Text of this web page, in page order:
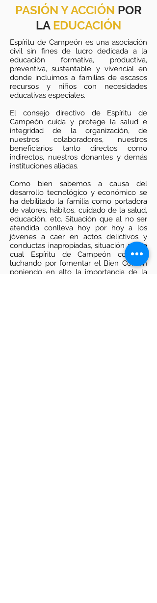
PASIÓN Y ACCIÓN POR
LA EDUCACIÓN
Espíritu de Campeón es una asociación
civil sin fines de lucro dedicada a la
educación formativa, productiva,
preventiva, sustentable y vivencial en
donde incluimos a familias de escasos
recursos y niños con necesidades
educativas especiales.
El consejo directivo de Espíritu de
Campeón cuida y protege la salud e
integridad de la organización, de
nuestros colaboradores, nuestros
beneficiarios tanto directos como
indirectos, nuestros donantes y demás
instituciones aliadas.
Como bien sabemos a causa del
desarrollo tecnológico y económico se
ha debilitado la familia como portadora
de valores, hábitos, cuidado de la salud,
educación, etc. Situación que al no ser
atendida conlleva hoy por hoy a los
jóvenes a caer en actos delictivos y
conductas inapropiadas, situación por la
cual Espíritu de Campeón continúa
luchando por fomentar el Bien Común
poniendo en alto la importancia de la